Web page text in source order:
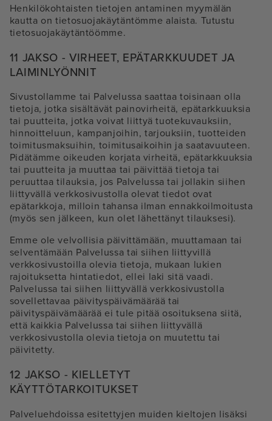
Henkilökohtaisten tietojen antaminen myymälän
kautta on tietosuojakäytäntömme alaista. Tutustu
tietosuojakäytäntöömme.
11 JAKSO - VIRHEET, EPÄTARKKUUDET JA
LAIMINLYÖNNIT
Sivustollamme tai Palvelussa saattaa toisinaan olla
tietoja, jotka sisältävät painovirheitä, epätarkkuuksia
tai puutteita, jotka voivat liittyä tuotekuvauksiin,
hinnoitteluun, kampanjoihin, tarjouksiin, tuotteiden
toimitusmaksuihin, toimitusaikoihin ja saatavuuteen.
Pidätämme oikeuden korjata virheitä, epätarkkuuksia
tai puutteita ja muuttaa tai päivittää tietoja tai
peruuttaa tilauksia, jos Palvelussa tai jollakin siihen
liittyvällä verkkosivustolla olevat tiedot ovat
epätarkkoja, milloin tahansa ilman ennakkoilmoitusta
(myös sen jälkeen, kun olet lähettänyt tilauksesi).
Emme ole velvollisia päivittämään, muuttamaan tai
selventämään Palvelussa tai siihen liittyvillä
verkkosivustoilla olevia tietoja, mukaan lukien
rajoituksetta hintatiedot, ellei laki sitä vaadi.
Palvelussa tai siihen liittyvällä verkkosivustolla
sovellettavaa päivityspäivämäärää tai
päivityspäivämäärää ei tule pitää osoituksena siitä,
että kaikkia Palvelussa tai siihen liittyvällä
verkkosivustolla olevia tietoja on muutettu tai
päivitetty.
12 JAKSO - KIELLETYT
KÄYTTÖTARKOITUKSET
Palveluehdoissa esitettyjen muiden kieltojen lisäksi